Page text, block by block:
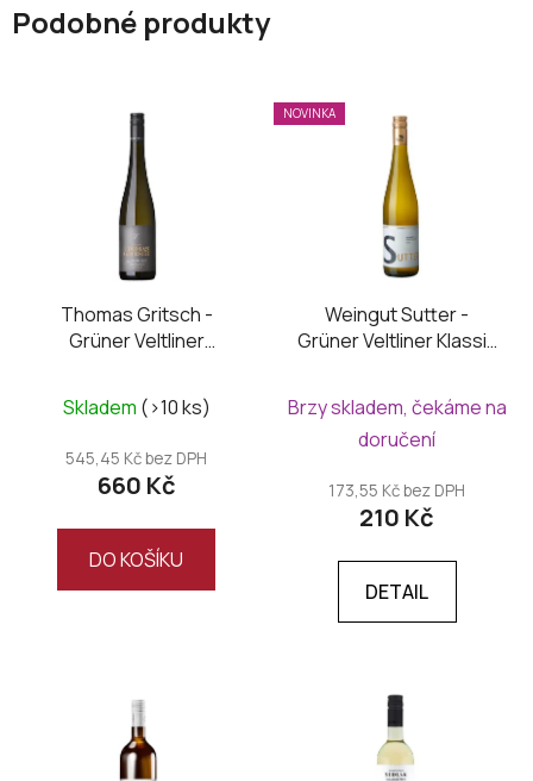
Podobné produkty
Thomas Gritsch -
Grüner Veltliner
Point 2025
Skladem (>10 ks)
545,45 Kč bez DPH
660 Kč
DO KOŠÍKU
NOVINKA
Weingut Sutter -
Grüner Veltliner Klassik
Brzy skladem, čekáme na
doručení
173,55 Kč bez DPH
210 Kč
DETAIL